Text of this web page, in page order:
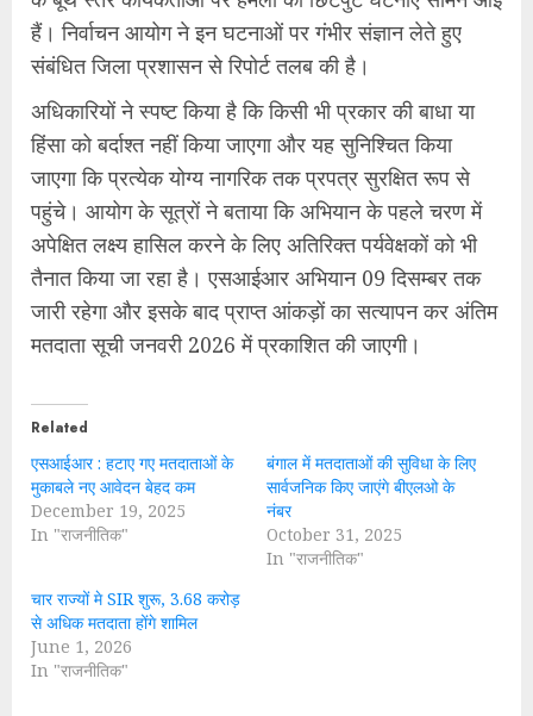
हैं। निर्वाचन आयोग ने इन घटनाओं पर गंभीर संज्ञान लेते हुए
संबंधित जिला प्रशासन से रिपोर्ट तलब की है।
अधिकारियों ने स्पष्ट किया है कि किसी भी प्रकार की बाधा या
हिंसा को बर्दाश्त नहीं किया जाएगा और यह सुनिश्चित किया
जाएगा कि प्रत्येक योग्य नागरिक तक प्रपत्र सुरक्षित रूप से
पहुंचे। आयोग के सूत्रों ने बताया कि अभियान के पहले चरण में
अपेक्षित लक्ष्य हासिल करने के लिए अतिरिक्त पर्यवेक्षकों को भी
तैनात किया जा रहा है। एसआईआर अभियान 09 दिसम्बर तक
जारी रहेगा और इसके बाद प्राप्त आंकड़ों का सत्यापन कर अंतिम
मतदाता सूची जनवरी 2026 में प्रकाशित की जाएगी।
Related
एसआईआर : हटाए गए मतदाताओं के
मुकाबले नए आवेदन बेहद कम
December 19, 2025
In "राजनीतिक"
बंगाल में मतदाताओं की सुविधा के लिए
सार्वजनिक किए जाएंगे बीएलओ के
नंबर
October 31, 2025
In "राजनीतिक"
चार राज्यों मे SIR शुरू, 3.68 करोड़
से अधिक मतदाता होंगे शामिल
June 1, 2026
In "राजनीतिक"